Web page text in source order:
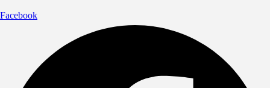
Facebook